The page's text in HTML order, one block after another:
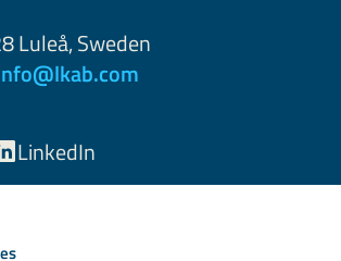
Luleå, Sweden
LinkedIn